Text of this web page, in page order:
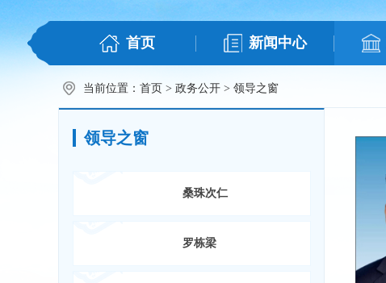
首页 新闻中心
当前位置： 首页 > 政务公开 > 领导之窗
领导之窗
桑珠次仁
罗栋梁